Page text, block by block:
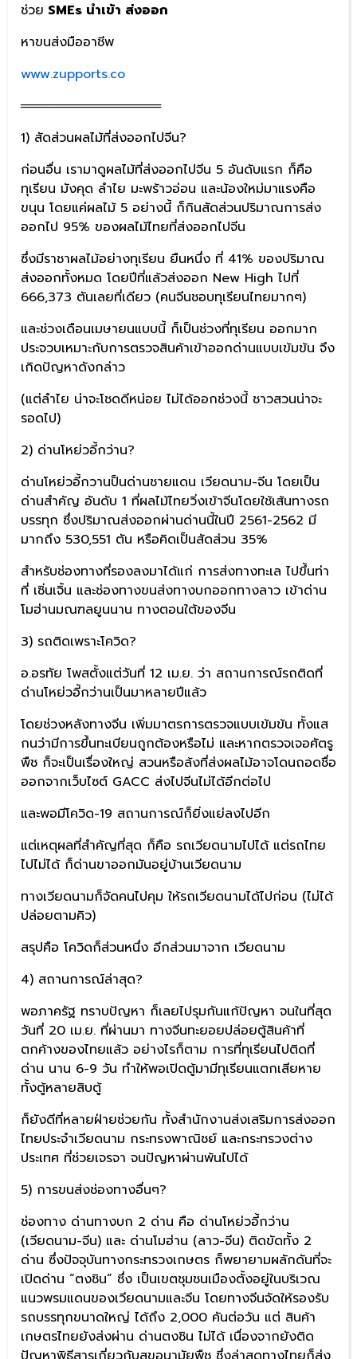
ช่วย SMEs นำเข้า ส่งออก
หาขนส่งมืออาชีพ
www.zupports.co
════════════════
1) สัดส่วนผลไม้ที่ส่งออกไปจีน?
ก่อนอื่น เรามาดูผลไม้ที่ส่งออกไปจีน 5 อันดับแรก ก็คือ
ทุเรียน มังคุด ลำไย มะพร้าวอ่อน และน้องใหม่มาแรงคือ
ขนุน โดยแค่ผลไม้ 5 อย่างนี้ ก็กินสัดส่วนปริมาณการส่ง
ออกไป 95% ของผลไม้ไทยที่ส่งออกไปจีน
ซึ่งมีราชาผลไม้อย่างทุเรียน ยืนหนึ่ง ที่ 41% ของปริมาณ
ส่งออกทั้งหมด โดยปีที่แล้วส่งออก New High ไปที่
666,373 ตันเลยที่เดียว (คนจีนชอบทุเรียนไทยมากๆ)
และช่วงเดือนเมษายนแบบนี้ ก็เป็นช่วงที่ทุเรียน ออกมาก
ประจวบเหมาะกับการตรวจสินค้าเข้าออกด่านแบบเข้มข้น จึง
เกิดปัญหาดังกล่าว
(แต่ลำไย น่าจะโชดดีหน่อย ไม่ได้ออกช่วงนี้ ชาวสวนน่าจะ
รอดไป)
2) ด่านโหย่วอี้กว่าน?
ด่านโหย่วอี้กวานป็นด่านชายแดน เวียดนาม-จีน โดยเป็น
ด่านสำคัญ อันดับ 1 ที่ผลไม้ไทยวิ่งเข้าจีนโดยใช้เส้นทางรถ
บรรทุก ซึ่งปริมาณส่งออกผ่านด่านนี้ในปี 2561-2562 มี
มากถึง 530,551 ตัน หรือคิดเป็นสัดส่วน 35%
สำหรับช่องทางที่รองลงมาได้แก่ การส่งทางทะเล ไปขึ้นท่า
ที่ เซิ่นเจิ้น และช่องทางขนส่งทางบกออกทางลาว เข้าด่าน
โมฮ่านมณฑลยูนนาน ทางตอนใต้ของจีน
3) รถติดเพราะโควิด?
อ.อรทัย โพสตั้งแต่วันที่ 12 เม.ย. ว่า สถานการณ์รถติดที่
ด่านโหย่วอี้กว่านเป็นมาหลายปีแล้ว
โดยช่วงหลังทางจีน เพิ่มมาตรการตรวจแบบเข้มข้น ทั้งแส
กนว่ามีการขึ้นทะเบียนถูกต้องหรือไม่ และหากตรวจเจอศัตรู
พืช ก็จะเป็นเรื่องใหญ่ สวนหรือล้งที่ส่งผลไม้อาจโดนถอดชื่อ
ออกจากเว็บไซต์ GACC ส่งไปจีนไม่ได้อีกต่อไป
และพอมีโควิด-19 สถานการณ์ก็ยิ่งแย่ลงไปอีก
แต่เหตุผลที่สำคัญที่สุด ก็คือ รถเวียดนามไปได้ แต่รถไทย
ไปไม่ได้ ก็ด่านขาออกมันอยู่บ้านเวียดนาม
ทางเวียดนามก็จัดคนไปคุม ให้รถเวียดนามได้ไปก่อน (ไม่ได้
ปล่อยตามคิว)
สรุปคือ โควิดก็ส่วนหนึ่ง อีกส่วนมาจาก เวียดนาม
4) สถานการณ์ล่าสุด?
พอภาครัฐ ทราบปัญหา ก็เลยไปรุมกันแก้ปัญหา จนในที่สุด
วันที่ 20 เม.ย. ที่ผ่านมา ทางจีนทะยอยปล่อยตู้สินค้าที่
ตกค้างของไทยแล้ว อย่างไรก็ตาม การที่ทุเรียนไปติดที่
ด่าน นาน 6-9 วัน ทำให้พอเปิดตู้มามีทุเรียนแตกเสียหาย
ทั้งตู้หลายสิบตู้
ก็ยังดีที่หลายฝ่ายช่วยกัน ทั้งสำนักงานส่งเสริมการส่งออก
ไทยประจำเวียดนาม กระทรงพาณิชย์ และกระทรวงต่าง
ประเทศ ที่ช่วยเจรจา จนปัญหาผ่านพ้นไปได้
5) การขนส่งช่องทางอื่นๆ?
ช่องทาง ด่านทางบก 2 ด่าน คือ ด่านโหย่วอี้กว่าน
(เวียดนาม-จีน) และ ด่านโมฮ่าน (ลาว-จีน) ติดขัดทั้ง 2
ด่าน ซึ่งปัจจุบันทางกระทรวงเกษตร ก็พยายามผลักดันที่จะ
เปิดด่าน “ตงชิน” ซึ่ง เป็นเขตชุมชนเมืองตั้งอยู่ในบริเวณ
แนวพรมแดนของเวียดนามและจีน โดยทางจีนจัดให้รองรับ
รถบรรทุกขนาดใหญ่ ได้ถึง 2,000 คันต่อวัน แต่ สินค้า
เกษตรไทยยังส่งผ่าน ด่านตงชิน ไม่ได้ เนื่องจากยังติด